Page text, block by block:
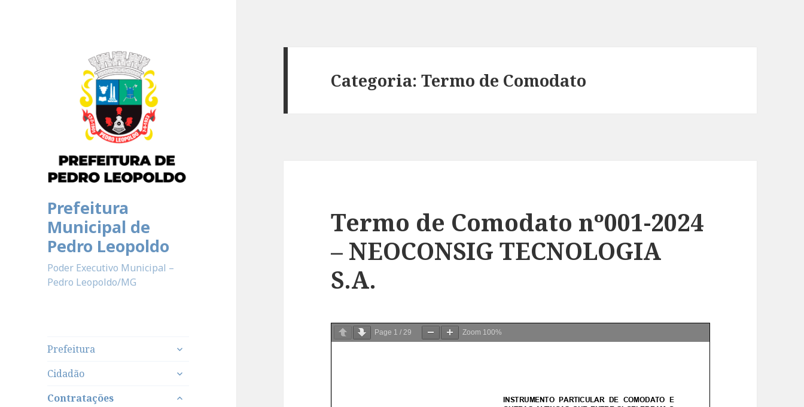
Prefeitura
Municipal de
Pedro Leopoldo
Poder Executivo Municipal –
Pedro Leopoldo/MG
Prefeitura
expandir
Cidadão
expandir
Contratações
expandir
Categoria:Termo de Comodato
Termo de Comodato nº001-2024
– NEOCONSIG TECNOLOGIA
S.A.
Page 1 /29 Zoom 100%